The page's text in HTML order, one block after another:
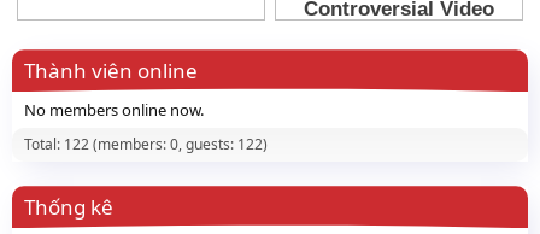
Thành viên online
No members online now.
Total: 122 (members: 0, guests: 122)
Thống kê